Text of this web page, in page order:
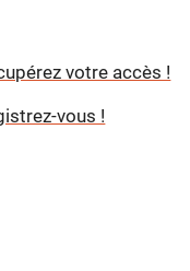
votre accès !
vous !